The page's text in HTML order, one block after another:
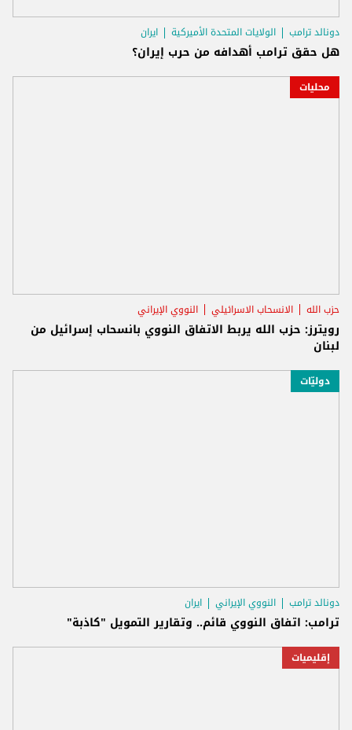
دونالد ترامب الولايات المتحدة الأميركية ايران
هل حقق ترامب أهدافه من حرب إيران؟
محليات
حزب الله الانسحاب الاسرائيلي النووي الإيراني
رويترز: حزب الله يربط الاتفاق النووي بانسحاب إسرائيل من
لبنان
دوليّات
دونالد ترامب النووي الإيراني ايران
ترامب: اتفاق النووي قائم.. وتقارير التمويل "كاذبة"
إقليميات